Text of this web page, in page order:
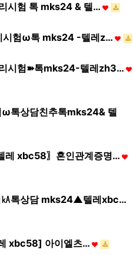
시험 톡 mks24 & 텔…
시험ω톡 mks24 -텔레z…
리시험➽톡mks24-텔레zh3…
톡상담친추톡mks24& 텔
레 xbc58〗혼인관계증명…
㎄톡상담 mks24▲텔레xbc…
xbc58] 아이엘츠…